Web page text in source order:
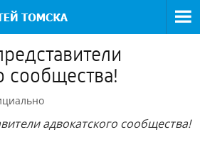
сообщества!
адвокатского сообщества!